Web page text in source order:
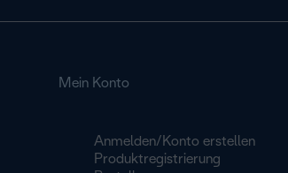
Mein Konto
Anmelden/Konto erstellen
Produktregistrierung